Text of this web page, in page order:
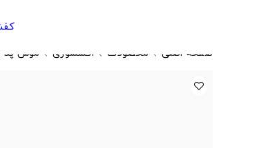
صفحه اصلی محصولات اکسسوری موس پد